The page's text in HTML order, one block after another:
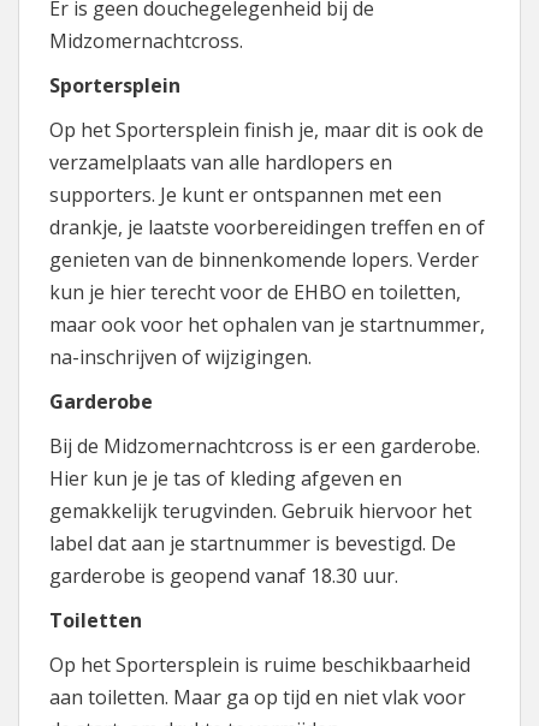
Er is geen douchegelegenheid bij de
Midzomernachtcross.
Sportersplein
Op het Sportersplein finish je, maar dit is ook de
verzamelplaats van alle hardlopers en
supporters. Je kunt er ontspannen met een
drankje, je laatste voorbereidingen treffen en of
genieten van de binnenkomende lopers. Verder
kun je hier terecht voor de EHBO en toiletten,
maar ook voor het ophalen van je startnummer,
na-inschrijven of wijzigingen.
Garderobe
Bij de Midzomernachtcross is er een garderobe.
Hier kun je je tas of kleding afgeven en
gemakkelijk terugvinden. Gebruik hiervoor het
label dat aan je startnummer is bevestigd. De
garderobe is geopend vanaf 18.30 uur.
Toiletten
Op het Sportersplein is ruime beschikbaarheid
aan toiletten. Maar ga op tijd en niet vlak voor